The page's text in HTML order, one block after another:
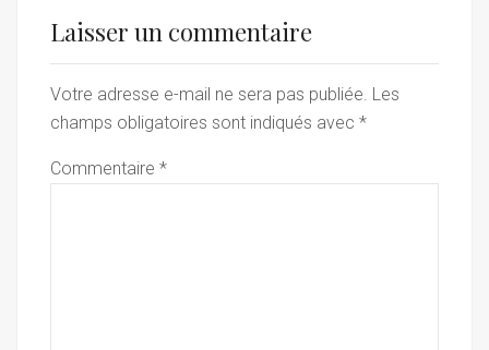
Laisser un commentaire
Votre adresse e-mail ne sera pas publiée. Les
champs obligatoires sont indiqués avec *
Commentaire *